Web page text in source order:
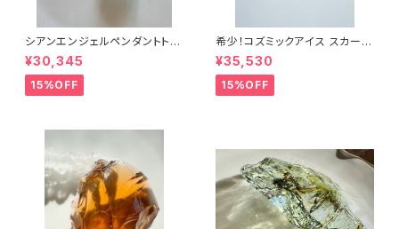
シアンエンジェルペンダントトッ
プcyp-6
¥30,345
15%OFF
希少！コズミックアイス スカーレ
ットシフトICESC-2/シエラ産ア
ンダラクリスタル
¥35,530
15%OFF